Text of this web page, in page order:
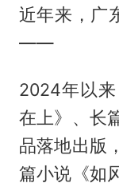
近年来，广
——
2024年以
在上》、长
品落地出版
篇小说《如